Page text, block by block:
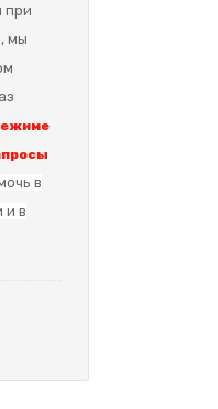
при
мы
в
и в